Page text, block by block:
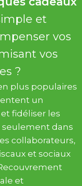
et
vos
vos
?
plus populaires
un
fidéliser les
seulement dans
collaborateurs,
et sociaux
et